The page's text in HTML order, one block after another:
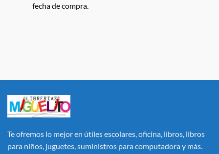
fecha de compra.
Te ofremos lo mejor en útiles escolares, oficina, libros, libros
para niños, juguetes, suministros para computadora y más.